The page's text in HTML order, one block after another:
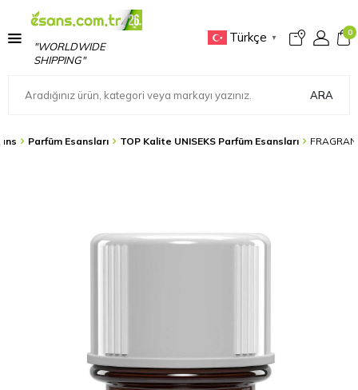
"WORLDWIDE
SHIPPING"
Türkçe ▼
0
ARA
Parfüm Esansları TOP Kalite UNISEKS Parfüm Esansları